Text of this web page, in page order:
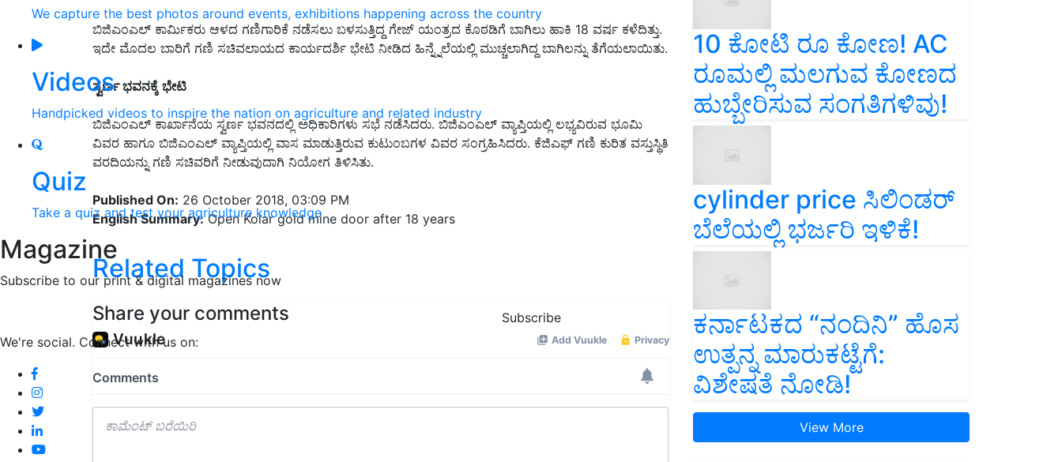
We capture the best photos around events, exhibitions happening across the country
Videos
Handpicked videos to inspire the nation on agriculture and related industry
Quiz
Take a quiz and test your agriculture knowledge
Magazine
Subscribe to our print & digital magazines now
Subscribe
We're social. Connect with us on:
ಬಿಜಿಎಂಎಲ್‌ ಕಾರ್ಮಿಕರು ಆಳದ ಗಣಿಗಾರಿಕೆ ನಡೆಸಲು ಬಳಸುತ್ತಿದ್ದ ಗೇಜ್‌ ಯಂತ್ರದ ಕೊಠಡಿಗೆ ಬಾಗಿಲು ಹಾಕಿ 18 ವರ್ಷ ಕಳೆದಿತ್ತು.
ಇದೇ ಮೊದಲ ಬಾರಿಗೆ ಗಣಿ ಸಚಿವಲಾಯದ ಕಾರ್ಯದರ್ಶಿ ಭೇಟಿ ನೀಡಿದ ಹಿನ್ನ್ನೆಲೆಯಲ್ಲಿ ಮುಚ್ಚಲಾಗಿದ್ದ ಬಾಗಿಲನ್ನು ತೆಗೆಯಲಾಯಿತು.
ಸ್ವರ್ಣಭವನಕ್ಕೆ ಭೇಟಿ
ಬಿಜಿಎಂಎಲ್‌ ಕಾರ್ಖಾನೆಯ ಸ್ವರ್ಣ ಭವನದಲ್ಲಿ ಅಧಿಕಾರಿಗಳು ಸಭೆ ನಡೆಸಿದರು. ಬಿಜಿಎಂಎಲ್‌ ವ್ಯಾಪ್ತಿಯಲ್ಲಿ ಲಭ್ಯವಿರುವ ಭೂಮಿ
ವಿವರ ಹಾಗೂ ಬಿಜಿಎಂಎಲ್‌ ವ್ಯಾಪ್ತಿಯಲ್ಲಿ ವಾಸ ಮಾಡುತ್ತಿರುವ ಕುಟುಂಬಗಳ ವಿವರ ಸಂಗ್ರಹಿಸಿದರು. ಕೆಜಿಎಫ್‌ ಗಣಿ ಕುರಿತ ವಸ್ತುಸ್ಥಿತಿ
ವರದಿಯನ್ನು ಗಣಿ ಸಚಿವರಿಗೆ ನೀಡುವುದಾಗಿ ನಿಯೋಗ ತಿಳಿಸಿತು.
Published On: 26 October 2018, 03:09 PM
English Summary:Open Kolar gold mine door after 18 years
Related Topics
Share your comments
10 ಕೋಟಿ ರೂ ಕೋಣ! AC
ರೂಮಲ್ಲಿ ಮಲಗುವ ಕೋಣದ
ಹುಬ್ಬೇರಿಸುವ ಸಂಗತಿಗಳಿವು!
cylinder price ಸಿಲಿಂಡರ್‌
ಬೆಲೆಯಲ್ಲಿ ಭರ್ಜರಿ ಇಳಿಕೆ!
ಕರ್ನಾಟಕದ “ನಂದಿನಿ” ಹೊಸ
ಉತ್ಪನ್ನ ಮಾರುಕಟ್ಟೆಗೆ:
ವಿಶೇಷತೆ ನೋಡಿ!
View More